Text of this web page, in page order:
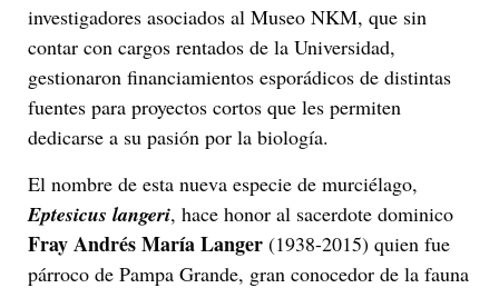
investigadores asociados al Museo NKM, que sin
contar con cargos rentados de la Universidad,
gestionaron financiamientos esporádicos de distintas
fuentes para proyectos cortos que les permiten
dedicarse a su pasión por la biología.
El nombre de esta nueva especie de murciélago,
Eptesicus langeri, hace honor al sacerdote dominico
Fray Andrés María Langer (1938-2015) quien fue
párroco de Pampa Grande, gran conocedor de la fauna